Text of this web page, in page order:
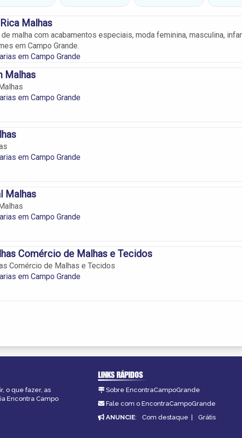
Malhas
malha com acabamentos especiais, moda feminina, masculina,
em Campo Grande.
em Campo Grande
Malhas
em Campo Grande
em Campo Grande
Malhas
em Campo Grande
Comércio de Malhas e Tecidos
Comércio de Malhas e Tecidos
em Campo Grande
o que fazer, as
Encontra Campo
LINKS RÁPIDOS
Sobre EncontraCampoGrande
Fale com o EncontraCampoGrande
ANUNCIE: Com destaque | Grátis